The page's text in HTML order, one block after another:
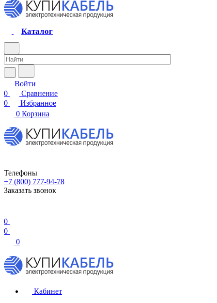
Каталог
Войти
0
Сравнение
0
Избранное
0 Корзина
Телефоны
+7 (800) 777-94-78
Заказать звонок
0
0
0
Кабинет